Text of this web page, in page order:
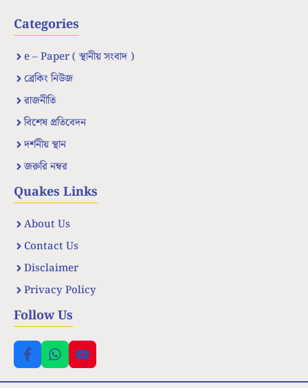
Categories
e – Paper ( স্থানীয় সংবাদ )
ব্রেকিং নিউজ
রাজনীতি
বিশেষ প্রতিবেদন
দর্শনীয় স্থান
জরুরি নম্বর
Quakes Links
About Us
Contact Us
Disclaimer
Privacy Policy
Follow Us